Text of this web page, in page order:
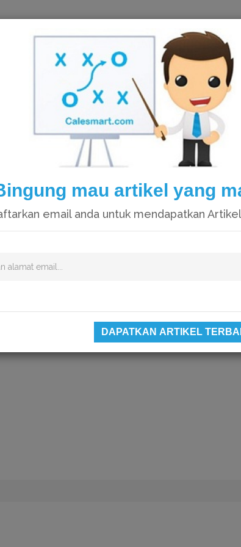
Video catatan kami di
mau artikel yang
email anda untuk mendapatkan
DAPATKAN ARTIKEL